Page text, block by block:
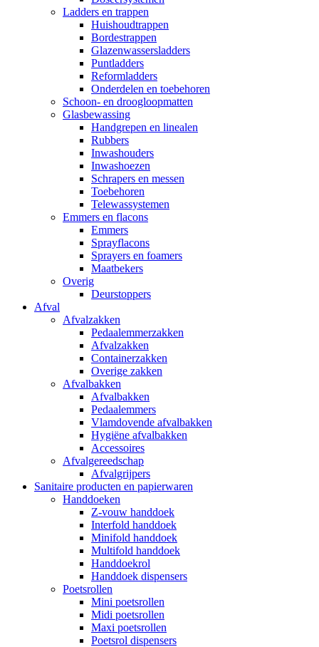
Ladders en trappen
Huishoudtrappen
Bordestrappen
Glazenwassersladders
Puntladders
Reformladders
Onderdelen en toebehoren
Schoon- en droogloopmatten
Glasbewassing
Handgrepen en linealen
Rubbers
Inwashouders
Inwashoezen
Schrapers en messen
Toebehoren
Telewassystemen
Emmers en flacons
Emmers
Sprayflacons
Sprayers en foamers
Maatbekers
Overig
Deurstoppers
Afval
Afvalzakken
Pedaalemmerzakken
Afvalzakken
Containerzakken
Overige zakken
Afvalbakken
Afvalbakken
Pedaalemmers
Vlamdovende afvalbakken
Hygiëne afvalbakken
Accessoires
Afvalgereedschap
Afvalgrijpers
Sanitaire producten en papierwaren
Handdoeken
Z-vouw handdoek
Interfold handdoek
Minifold handdoek
Multifold handdoek
Handdoekrol
Handdoek dispensers
Poetsrollen
Mini poetsrollen
Midi poetsrollen
Maxi poetsrollen
Poetsrol dispensers